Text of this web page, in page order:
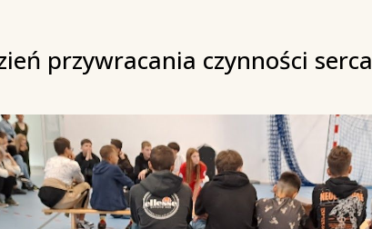
przywracania czynności serca